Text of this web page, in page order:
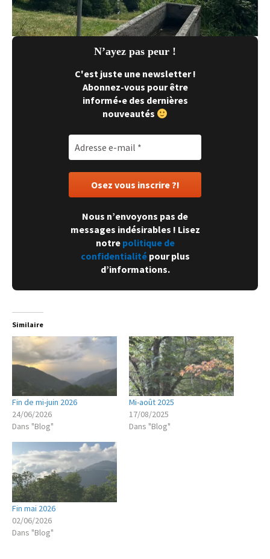
N’ayez pas peur !
C'est juste une newsletter !
Abonnez-vous pour être
informé•e des dernières
nouveautés
Nous n’envoyons pas de
messages indésirables ! Lisez
notre politique de
confidentialitépour plus
d’informations.
Similaire
Fin de mi-juin 2026
24/06/2026
Dans "Blog"
Mi-août 2025
17/08/2025
Dans "Blog"
Fin mai 2026
02/06/2026
Dans "Blog"